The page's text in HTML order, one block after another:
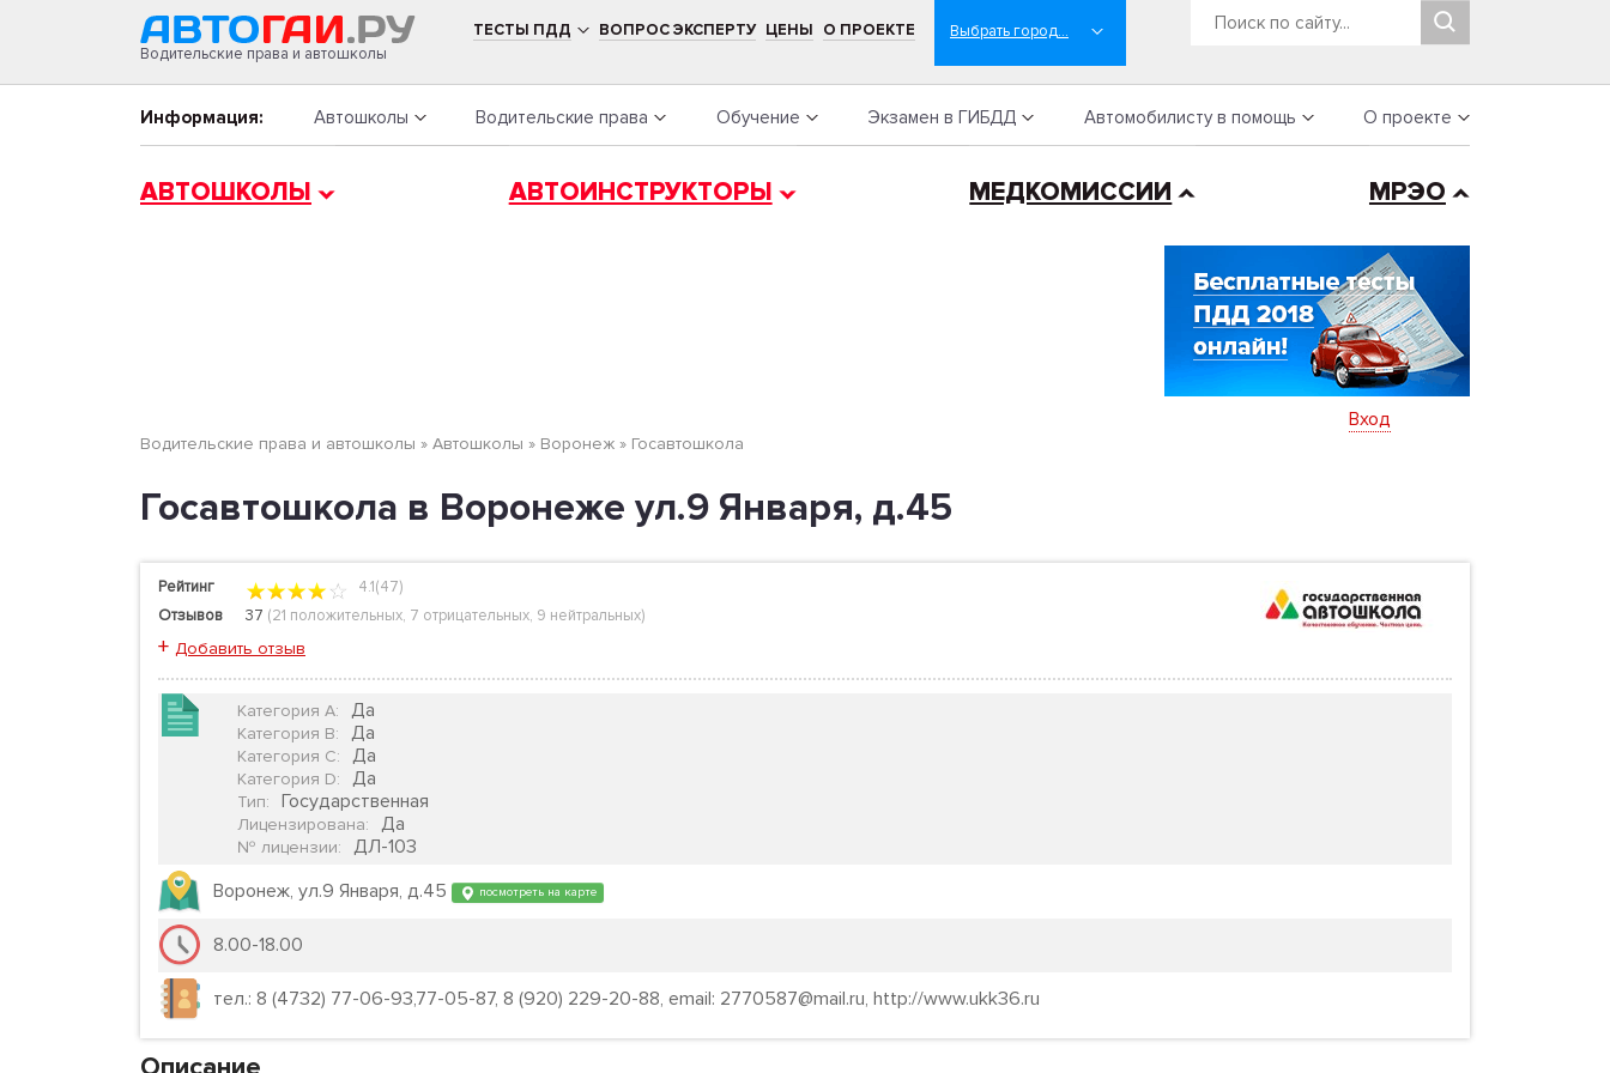
Водительские права и автошколы
ТЕСТЫ ПДД ВОПРОС ЭКСПЕРТУ ЦЕНЫ О ПРОЕКТЕ
Информация: Автошколы Водительские права Обучение Экзамен в ГИБДД Автомобилисту в помощь О проекте
АВТОШКОЛЫ АВТОИНСТРУКТОРЫ МЕДКОМИССИИ МРЭО
Водительские права и автошколы » Автошколы » Воронеж » Госавтошкола
Вход
Госавтошкола в Воронеже ул.9 Января, д.45
Рейтинг
4.1(47)
Отзывов
37 (21 положительных, 7 отрицательных, 9 нейтральных)
+ Добавить отзыв
Категория А: Да
Категория B: Да
Категория C: Да
Категория D: Да
Тип: Государственная
Лицензирована: Да
№ лицензии:
ДЛ-103
Воронеж, ул.9 Января, д.45
посмотреть на карте
8.00-18.00
тел.: 8 (4732) 77-06-93,77-05-87, 8 (920) 229-20-88, email: 2770587@mail.ru, http://www.ukk36.ru